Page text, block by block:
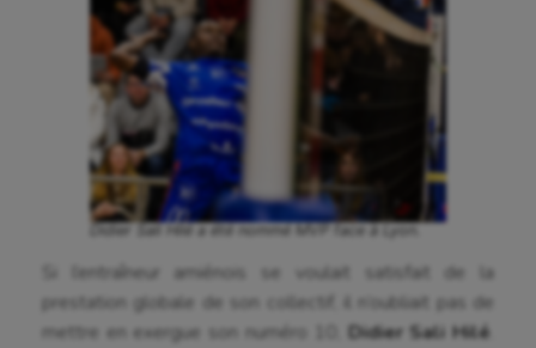
Futsal
Golf
Gymnastique
Gymnastique rythmique
Haltérophilie
Handisport
Hippisme
Didier Sali Hilé a été nommé MVP face à Lyon.
Si l’entraîneur amiénois se voulait satisfait de la
prestation globale de son collectif, il n’oubliait pas de
mettre en exergue son numéro 10, Didier Sali Hilé